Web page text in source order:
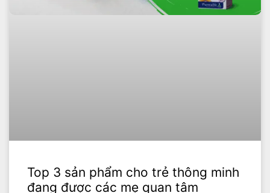
Top 3 sản phẩm cho trẻ thông minh
đang được các mẹ quan tâm